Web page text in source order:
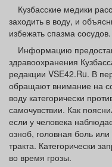
Афиша
Товары
ТВ программа Я
Кузбасские медики
заходить в воду, и
избежать спазма сосудов.
Информацию
здравоохранения
редакции VSE42.Ru. В
обращают внимание на
воду категорически
самочувствии. Как
если у человека
озноб, головная боль
тракта. Категорически
во время грозы.